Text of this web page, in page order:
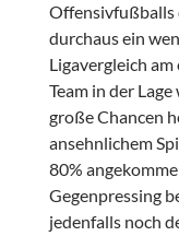
Offensivfußballs
durchaus ein
Ligavergleich
Team in der
große Chancen
ansehnlichem
80%
Gegenpressing
jedenfalls noch